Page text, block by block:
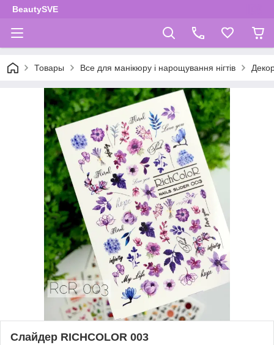
BeautySVE
Товары Все для манікюру і нарощування нігтів
Слайдер RICHCOLOR 003